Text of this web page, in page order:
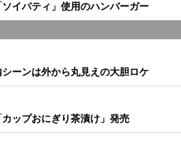
イパティ」使用のハンバーガー
ーンは外から丸見えの大胆ロケ
ップおにぎり茶漬け」発売